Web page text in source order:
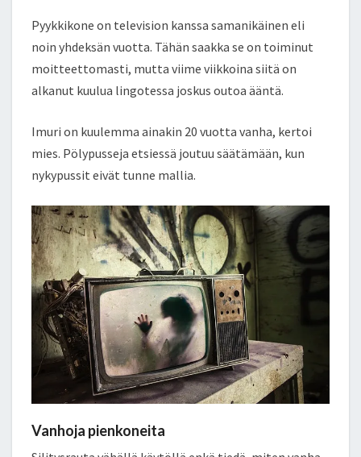
Pyykkikone on television kanssa samanikäinen eli
noin yhdeksän vuotta. Tähän saakka se on toiminut
moitteettomasti, mutta viime viikkoina siitä on
alkanut kuulua lingotessa joskus outoa ääntä.
Imuri on kuulemma ainakin 20 vuotta vanha, kertoi
mies. Pölypusseja etsiessä joutuu säätämään, kun
nykypussit eivät tunne mallia.
Vanhoja pienkoneita